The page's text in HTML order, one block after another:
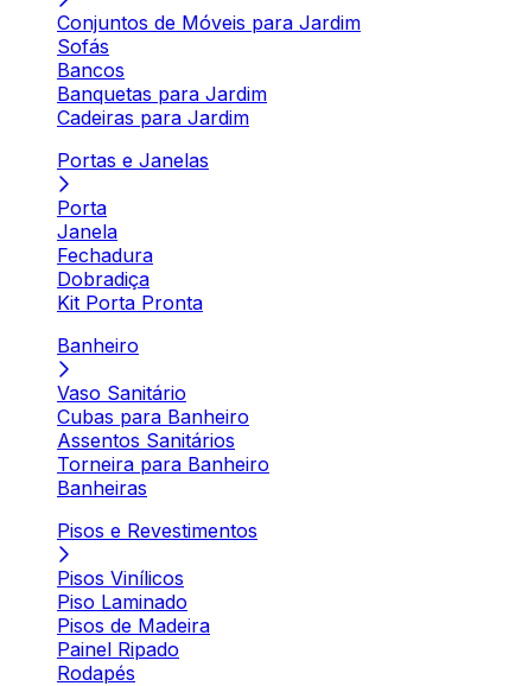
Conjuntos de Móveis para Jardim
Sofás
Bancos
Banquetas para Jardim
Cadeiras para Jardim
Portas e Janelas
Porta
Janela
Fechadura
Dobradiça
Kit Porta Pronta
Banheiro
Vaso Sanitário
Cubas para Banheiro
Assentos Sanitários
Torneira para Banheiro
Banheiras
Pisos e Revestimentos
Pisos Vinílicos
Piso Laminado
Pisos de Madeira
Painel Ripado
Rodapés